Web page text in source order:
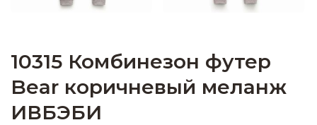
10315 Комбинезон футер
Bear коричневый меланж
ИВБЭБИ